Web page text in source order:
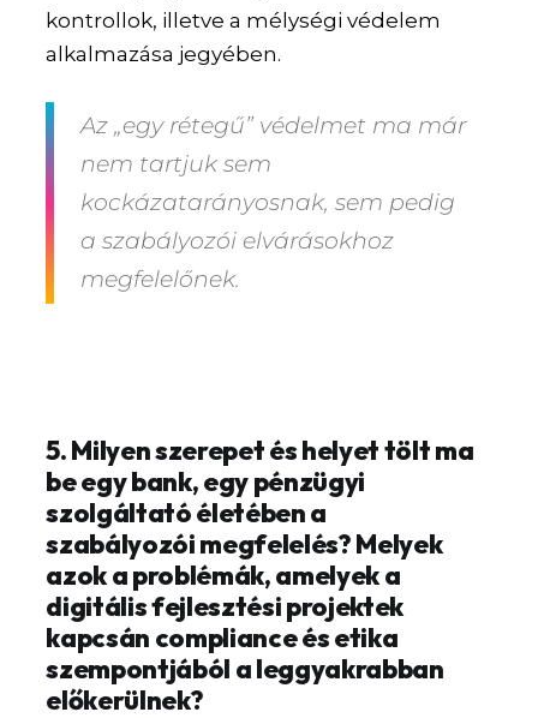
kontrollok, illetve a mélységi védelem
alkalmazása jegyében.
Az „egy rétegű” védelmet ma már
nem tartjuk sem
kockázatarányosnak, sem pedig
a szabályozói elvárásokhoz
megfelelőnek.
5. Milyen szerepet és helyet tölt ma
be egy bank, egy pénzügyi
szolgáltató életében a
szabályozói megfelelés? Melyek
azok a problémák, amelyek a
digitális fejlesztési projektek
kapcsán compliance és etika
szempontjából a leggyakrabban
előkerülnek?